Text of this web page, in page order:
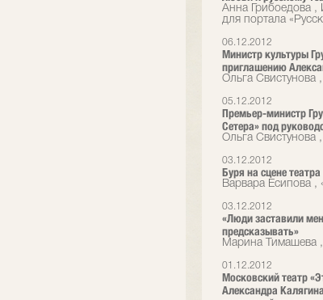
Анна Грибоедова ,
для портала
06.12.2012
Министр культуры
приглашению
Ольга
05.12.2012
Премьер-министр
Сетера» под
Ольга
03.12.2012
Буря на сцене
Варвара Есипова ,
03.12.2012
«Люди заставили
предсказывать»
Марина Тимашева ,
01.12.2012
Московский театр
Александра